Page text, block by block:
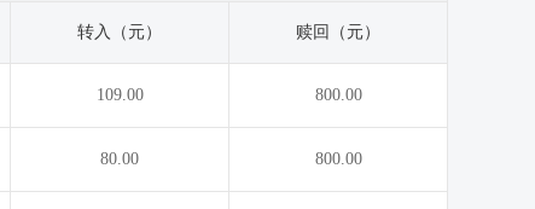
转入（元） 赎回（元）
109.00 800.00
80.00 800.00